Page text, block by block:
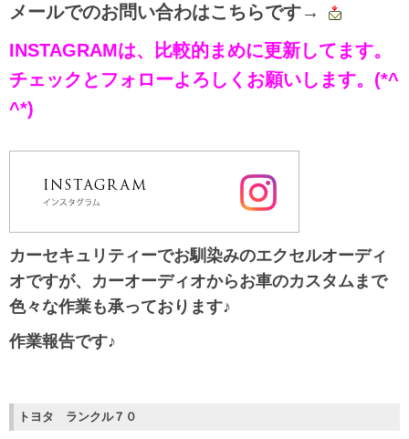
メールでのお問い合わはこちらです→
INSTAGRAMは、比較的まめに更新してます。
チェックとフォローよろしくお願いします。(*^
^*)
カーセキュリティーでお馴染みのエクセルオーディ
オですが、カーオーディオからお車のカスタムまで
色々な作業も承っております♪
作業報告です♪
トヨタ ランクル７０